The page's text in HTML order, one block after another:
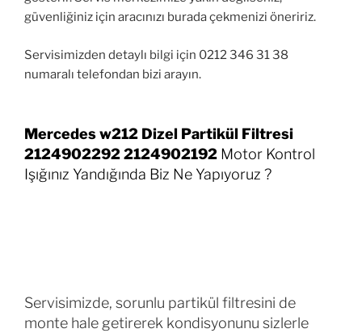
güvenliğiniz için aracınızı burada çekmenizi öneririz.
Servisimizden detaylı bilgi için 0212 346 31 38
numaralı telefondan bizi arayın.
Mercedes w212 Dizel Partikül Filtresi
2124902292 2124902192 Motor Kontrol
Işığınız Yandığında Biz Ne Yapıyoruz ?
Servisimizde, sorunlu partikül filtresini de
monte hale getirerek kondisyonunu sizlerle